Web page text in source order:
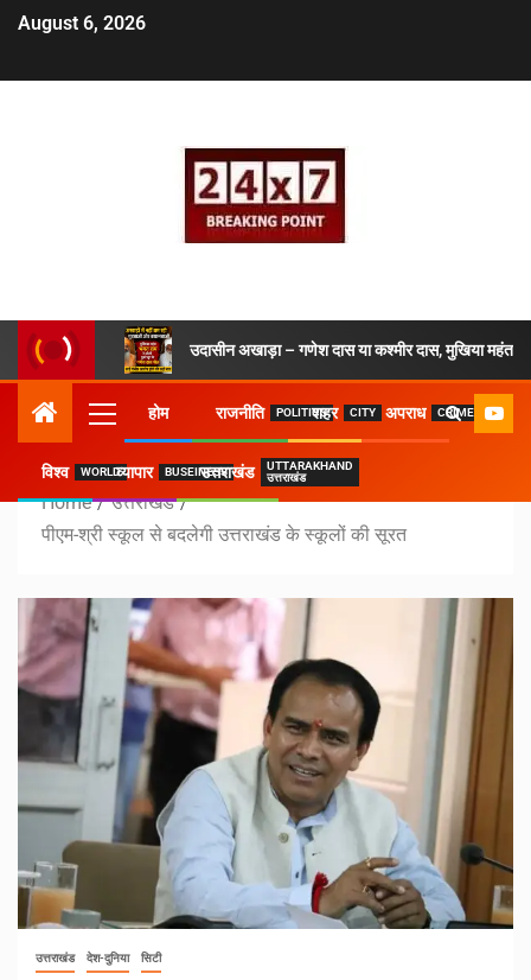
August 6, 2026
उदासीन अखाड़ा – गणेश दास या कश्मीर दास, मुखिया महंत ने
होम राजनीति POLITICSशहर CITY अपराध CRIME
विश्व WORLDव्यापार BUSEINESSउत्तराखंड
UTTARAKHAND
उत्तराखंड
Home
उत्तराखंड
पीएम-श्री स्कूल से बदलेगी उत्तराखंड के स्कूलों की सूरत
उत्तराखंड देश-दुनिया सिटी